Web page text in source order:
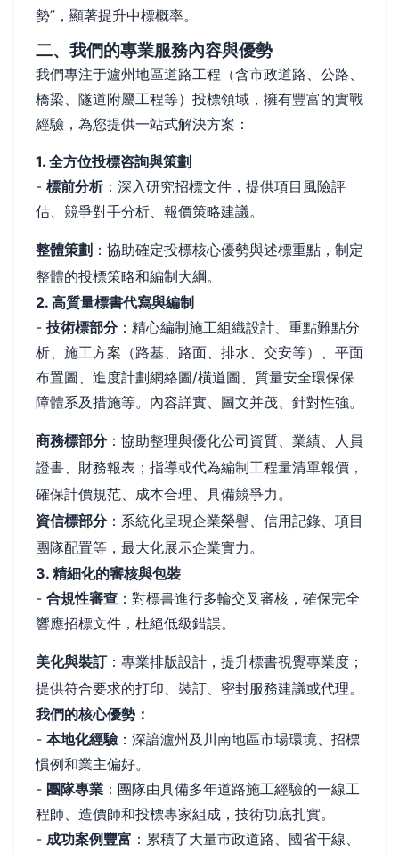
勢”，顯著提升中標概率。
二、我們的專業服務內容與優勢
我們專注于瀘州地區道路工程（含市政道路、公路、
橋梁、隧道附屬工程等）投標領域，擁有豐富的實戰
經驗，為您提供一站式解決方案：
1. 全方位投標咨詢與策劃
- 標前分析：深入研究招標文件，提供項目風險評
估、競爭對手分析、報價策略建議。
整體策劃 ：協助確定投標核心優勢與述標重點，制定
整體的投標策略和編制大綱。
2. 高質量標書代寫與編制
- 技術標部分：精心編制施工組織設計、重點難點分
析、施工方案（路基、路面、排水、交安等）、平面
布置圖、進度計劃網絡圖/橫道圖、質量安全環保保
障體系及措施等。內容詳實、圖文并茂、針對性強。
商務標部分：協助整理與優化公司資質、業績、人員
證書、財務報表；指導或代為編制工程量清單報價，
確保計價規范、成本合理、具備競爭力。
資信標部分：系統化呈現企業榮譽、信用記錄、項目
團隊配置等，最大化展示企業實力。
3. 精細化的審核與包裝
- 合規性審查 ：對標書進行多輪交叉審核，確保完全
響應招標文件，杜絕低級錯誤。
美化與裝訂：專業排版設計，提升標書視覺專業度；
提供符合要求的打印、裝訂、密封服務建議或代理。
我們的核心優勢：
- 本地化經驗：深諳瀘州及川南地區市場環境、招標
慣例和業主偏好。
- 團隊專業 ：團隊由具備多年道路施工經驗的一線工
程師、造價師和投標專家組成，技術功底扎實。
- 成功案例豐富 ：累積了大量市政道路、國省干線、